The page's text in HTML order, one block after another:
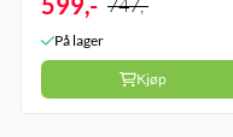
På lager
Kjøp